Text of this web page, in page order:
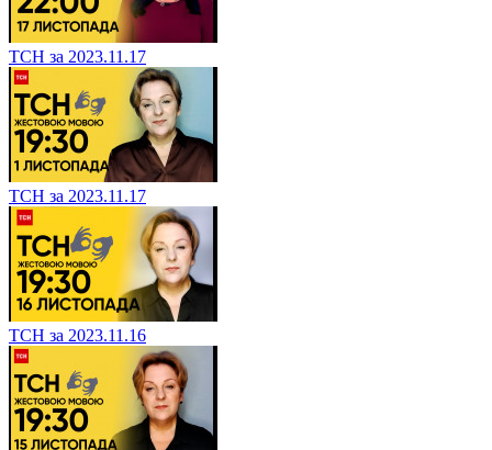
ТСН за 2023.11.17
ТСН за 2023.11.17
ТСН за 2023.11.16